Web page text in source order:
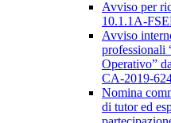
Avviso per
10.1.1A-
Avviso
professionali
Operativo”
CA-2019-
Nomina
di tutor ed